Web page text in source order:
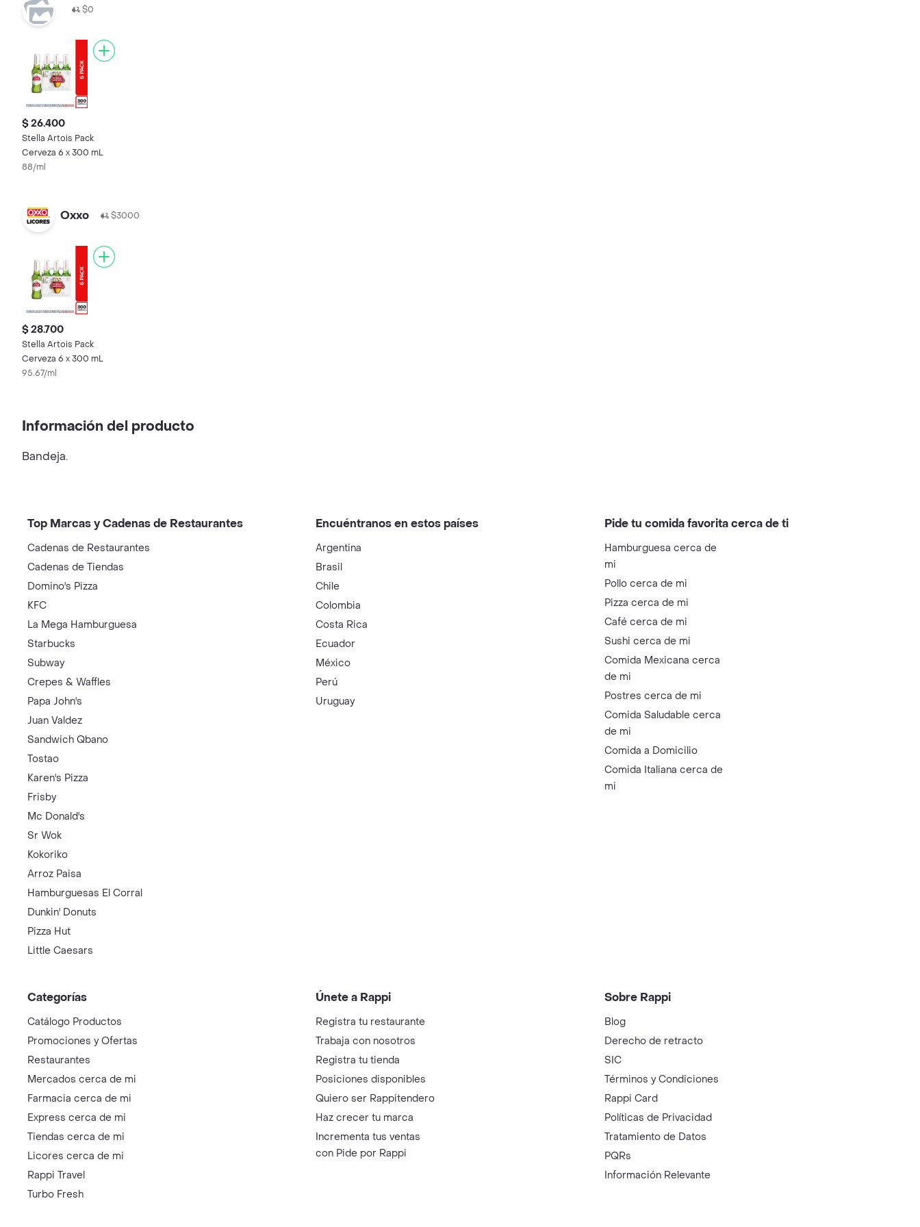
$0
$ 26.400
Stella Artois Pack
Cerveza 6 x 300 mL
88/ml
Oxxo $3000
$ 28.700
Stella Artois Pack
Cerveza 6 x 300 mL
95.67/ml
Información del producto
Bandeja.
Top Marcas y Cadenas de Restaurantes
Cadenas de Restaurantes
Cadenas de Tiendas
Domino's Pizza
KFC
La Mega Hamburguesa
Starbucks
Subway
Crepes & Waffles
Papa John's
Juan Valdez
Sandwich Qbano
Tostao
Karen's Pizza
Frisby
Mc Donald's
Sr Wok
Kokoriko
Arroz Paisa
Hamburguesas El Corral
Dunkin' Donuts
Pizza Hut
Little Caesars
Encuéntranos en estos países
Argentina
Brasil
Chile
Colombia
Costa Rica
Ecuador
México
Perú
Uruguay
Pide tu comida favorita cerca de ti
Hamburguesa cerca de
mi
Pollo cerca de mi
Pizza cerca de mi
Café cerca de mi
Sushi cerca de mi
Comida Mexicana cerca
de mi
Postres cerca de mi
Comida Saludable cerca
de mi
Comida a Domicilio
Comida Italiana cerca de
mi
Categorías
Catálogo Productos
Promociones y Ofertas
Restaurantes
Mercados cerca de mi
Farmacia cerca de mi
Express cerca de mi
Tiendas cerca de mi
Licores cerca de mi
Rappi Travel
Turbo Fresh
Únete a Rappi
Registra tu restaurante
Trabaja con nosotros
Registra tu tienda
Posiciones disponibles
Quiero ser Rappitendero
Haz crecer tu marca
Incrementa tus ventas
con Pide por Rappi
Sobre Rappi
Blog
Derecho de retracto
SIC
Términos y Condiciones
Rappi Card
Políticas de Privacidad
Tratamiento de Datos
PQRs
Información Relevante